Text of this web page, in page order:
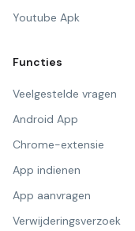
Youtube Apk
Functies
Veelgestelde vragen
Android App
Chrome-extensie
App indienen
App aanvragen
Verwijderingsverzoek